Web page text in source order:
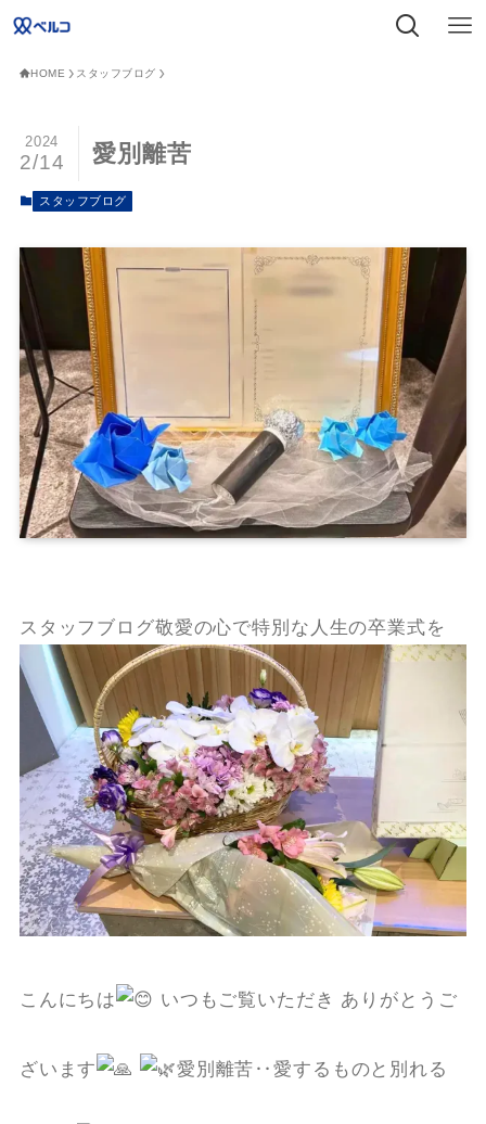
HOME スタッフブログ
愛別離苦
2024
2/14
スタッフブログ
スタッフブログ敬愛の心で特別な人生の卒業式を
こんにちは いつもご覧いただき ありがとうご
ざいます 愛別離苦‥愛するものと別れる